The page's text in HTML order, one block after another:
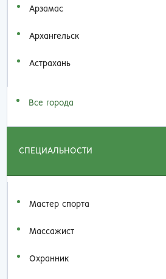
Арзамас
Архангельск
Астрахань
Все города
СПЕЦИАЛЬНОСТИ
Мастер спорта
Массажист
Охранник